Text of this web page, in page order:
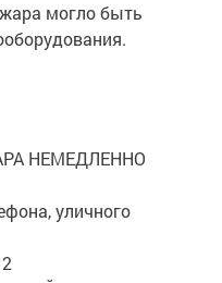
могло быть
НЕМЕДЛЕННО
уличного